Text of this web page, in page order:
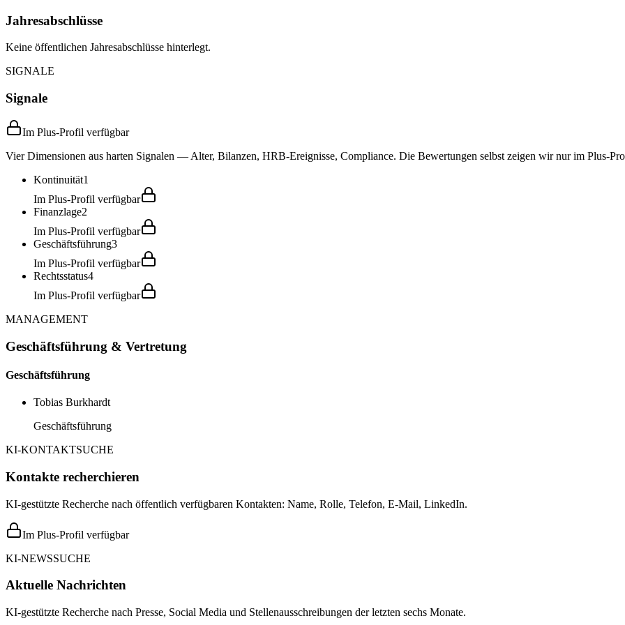
Jahresabschlüsse
Keine öffentlichen Jahresabschlüsse hinterlegt.
SIGNALE
Signale
Im Plus-Profil verfügbar
Vier Dimensionen aus harten Signalen — Alter, Bilanzen, HRB-Ereignisse, Compliance. Die Bewertungen selbst zeigen wir nur im Plus-
Kontinuität1
Im Plus-Profil verfügbar
Finanzlage2
Im Plus-Profil verfügbar
Geschäftsführung3
Im Plus-Profil verfügbar
Rechtsstatus4
Im Plus-Profil verfügbar
MANAGEMENT
Geschäftsführung & Vertretung
Geschäftsführung
Tobias Burkhardt
Geschäftsführung
KI-KONTAKTSUCHE
Kontakte recherchieren
KI-gestützte Recherche nach öffentlich verfügbaren Kontakten: Name, Rolle, Telefon, E-Mail, LinkedIn.
Im Plus-Profil verfügbar
KI-NEWSSUCHE
Aktuelle Nachrichten
KI-gestützte Recherche nach Presse, Social Media und Stellenausschreibungen der letzten sechs Monate.